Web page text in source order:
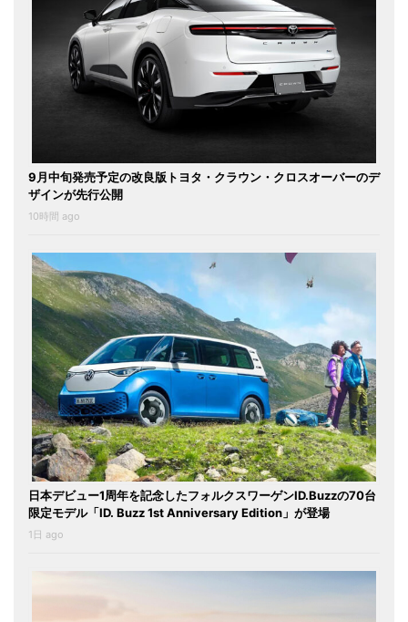
9月中旬発売予定の改良版トヨタ・クラウン・クロスオーバーのデ
ザインが先行公開
10時間 ago
日本デビュー1周年を記念したフォルクスワーゲンID.Buzzの70台
限定モデル「ID. Buzz 1st Anniversary Edition」が登場
1日 ago